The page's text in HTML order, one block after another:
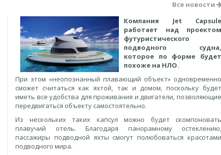
Все новости
Компания Jet Capsule
работает над проектом
футуристического
подводного судна,
которое по форме будет
похоже на НЛО.
При этом «неопознанный плавающий объект» одновременно
сможет считаться как яхтой, так и домом, поскольку будет
иметь все удобства для проживания и двигатели, позволяющие
передвигаться объекту самостоятельно.
Из нескольких таких капсул можно будет скомпоновать
плавучий отель. Благодаря панорамному остеклению,
пассажиры подводной яхты смогут полюбоваться красотами
подводного мира.